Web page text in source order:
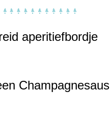
aperitiefbordje
Champagnesaus